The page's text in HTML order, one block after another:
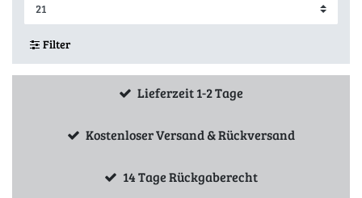
Filter
Lieferzeit 1-2 Tage
Kostenloser Versand & Rückversand
14 Tage Rückgaberecht